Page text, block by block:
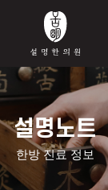
설명노트
한방 진료 정보